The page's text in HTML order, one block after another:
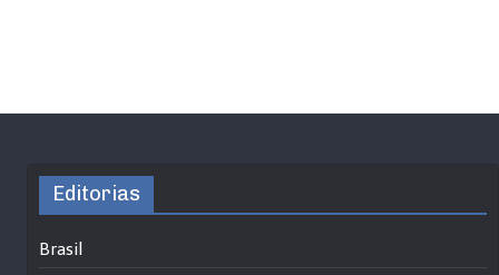
Editorias
Brasil